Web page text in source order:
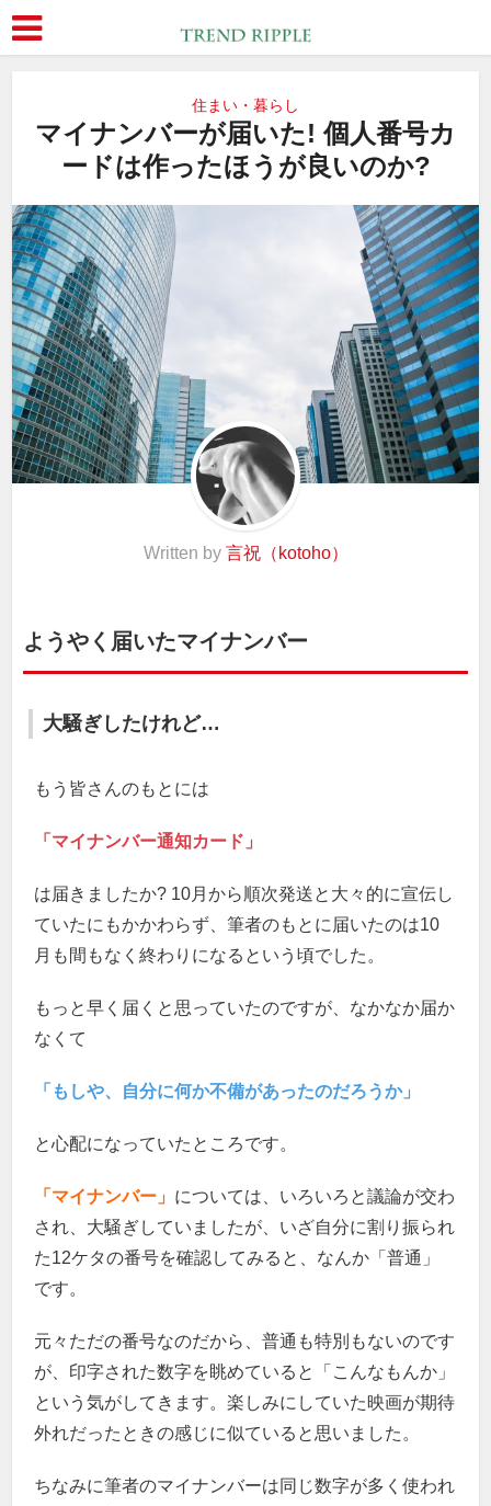
住まい・暮らし
マイナンバーが届いた! 個人番号カ
ードは作ったほうが良いのか?
Written by 言祝（kotoho）
ようやく届いたマイナンバー
大騒ぎしたけれど…
もう皆さんのもとには
「マイナンバー通知カード」
は届きましたか? 10月から順次発送と大々的に宣伝し
ていたにもかかわらず、筆者のもとに届いたのは10
月も間もなく終わりになるという頃でした。
もっと早く届くと思っていたのですが、なかなか届か
なくて
「もしや、自分に何か不備があったのだろうか」
と心配になっていたところです。
「マイナンバー」 については、いろいろと議論が交わ
され、大騒ぎしていましたが、いざ自分に割り振られ
た12ケタの番号を確認してみると、なんか「普通」
です。
元々ただの番号なのだから、普通も特別もないのです
が、印字された数字を眺めていると「こんなもんか」
という気がしてきます。楽しみにしていた映画が期待
外れだったときの感じに似ていると思いました。
ちなみに筆者のマイナンバーは同じ数字が多く使われ